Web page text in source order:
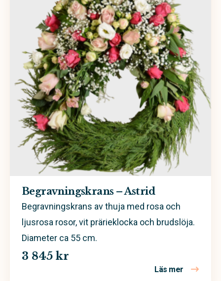
Begravningskrans – Astrid
Begravningskrans av thuja med rosa och
ljusrosa rosor, vit prärieklocka och brudslöja.
Diameter ca 55 cm.
3 845 kr
Läs mer om